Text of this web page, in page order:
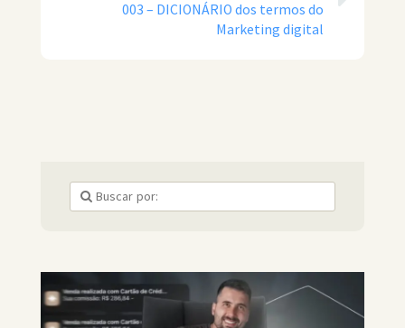
003 – DICIONÁRIO dos termos do
Marketing digital